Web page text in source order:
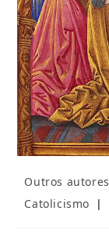
Autor
post:
Outros autores
Categoria
Catolicismo